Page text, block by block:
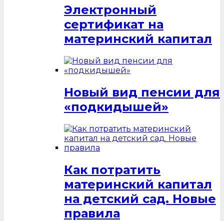
Электронный
сертификат на
материнский капитал
Новый вид пенсии для
«подкидышей»
Как потратить
материнский капитал
на детский сад. Новые
правила